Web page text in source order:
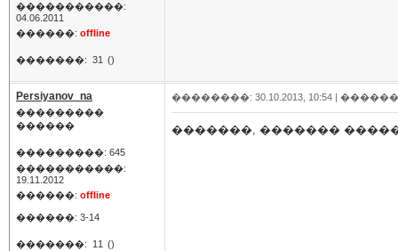
�����������:
04.06.2011
������: offline
�������: 31 ()
Persiyanov_na
���������
������
���������: 645
�����������:
19.11.2012
������: offline
������: 3-14
�������: 11 ()
��������: 30.10.2013, 10:54 |
�������, �������